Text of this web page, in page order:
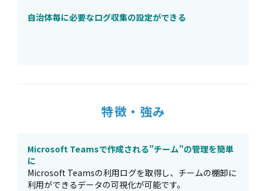
自治体毎に必要なログ収集の設定ができる
特徴・強み
Microsoft Teamsで作成される”チーム”の管理を簡単
に
Microsoft Teamsの利用ログを取得し、チームの棚卸に
利用ができるデータの可視化が可能です。